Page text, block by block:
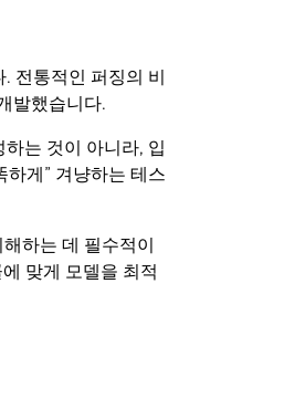
전통적인 퍼징의 비
발했습니다.
는 것이 아니라, 입
게” 겨냥하는 테스
하는 데 필수적이
맞게 모델을 최적